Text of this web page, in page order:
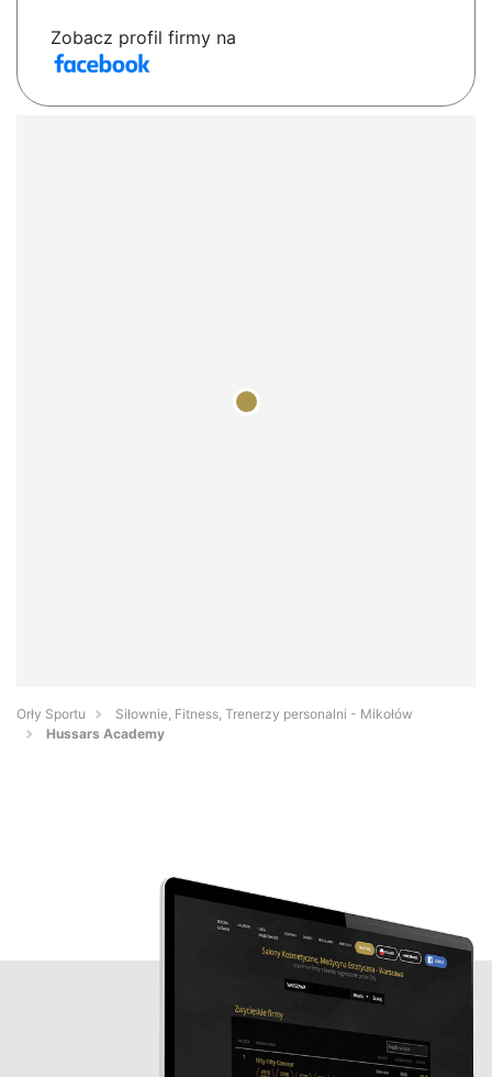
Zobacz profil firmy na
Orły Sportu
Siłownie, Fitness, Trenerzy personalni - Mikołów
Hussars Academy